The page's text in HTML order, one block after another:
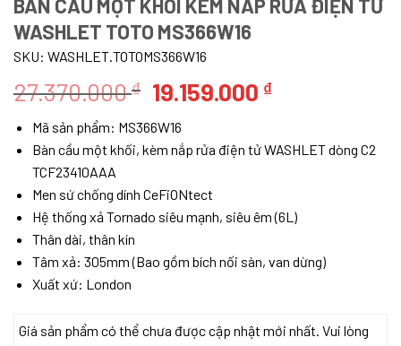
BÀN CẦU MỘT KHỐI KÈM NẮP RỬA ĐIỆN TỬ
WASHLET TOTO MS366W16
SKU: WASHLET.TOTOMS366W16
27.370.000₫ Giá
là:
27.370.000 ₫.
19.159.000 ₫Giá
tại
là:
Mã sản phẩm: MS366W16
Bàn cầu một khối, kèm nắp rửa điện tử WASHLET dòng C2
TCF23410AAA
Men sứ chống dính CeFiONtect
Hệ thống xả Tornado siêu mạnh, siêu êm (6L)
Thân dài, thân kín
Tâm xả: 305mm (Bao gồm bích nối sàn, van dừng)
Xuất xứ: London
Giá sản phẩm có thể chưa được cập nhật mới nhất. Vui lòng